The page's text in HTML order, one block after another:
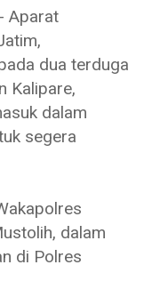
Aparat
dua terduga
Kalipare,
dalam
segera
dalam
di Polres